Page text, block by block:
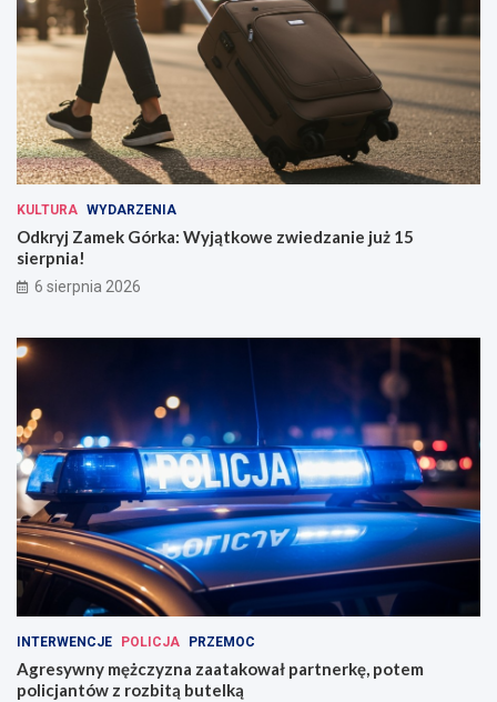
KULTURA WYDARZENIA
Odkryj Zamek Górka: Wyjątkowe zwiedzanie już 15
sierpnia!
6 sierpnia 2026
INTERWENCJE POLICJA PRZEMOC
Agresywny mężczyzna zaatakował partnerkę, potem
policjantów z rozbitą butelką